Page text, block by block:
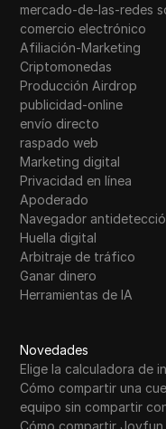
mercado-de-las-redes
comercio electrónico
Afiliación-Marketing
Criptomonedas
Producción Airdrop
publicidad-online
envío directo
raspado web
Marketing digital
Privacidad en línea
Apoderado
Navegador
Huella digital
Arbitraje de tráfico
Ganar dinero
Herramientas de IA
Novedades
Elige la calculadora de
Cómo compartir una
equipo sin compartir